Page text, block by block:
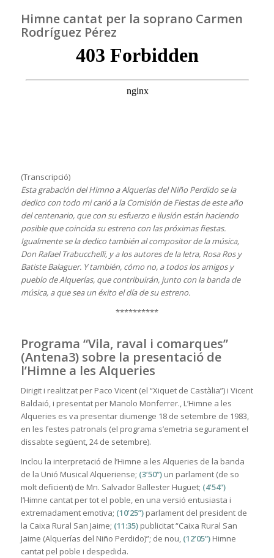
Himne cantat per la soprano Carmen
Rodríguez Pérez
(Transcripció)
Esta grabación del Himno a Alquerías del Niño Perdido se la
dedico con todo mi carió a la Comisión de Fiestas de este año
del centenario, que con su esfuerzo e ilusión están haciendo
posible que coincida su estreno con las próximas fiestas.
Igualmente se la dedico también al compositor de la música,
Don Rafael Trabucchelli, y a los autores de la letra, Rosa Ros y
Batiste Balaguer. Y también, cómo no, a todos los amigos y
pueblo de Alquerías, que contribuirán, junto con la banda de
música, a que sea un éxito el día de su estreno.
**********
Programa “Vila, raval i comarques”
(Antena3) sobre la presentació de
l’Himne a les Alqueries
Dirigit i realitzat per Paco Vicent (el “Xiquet de Castàlia”) i Vicent
Baldaió, i presentat per Manolo Monferrer., L’Himne a les
Alqueries es va presentar diumenge 18 de setembre de 1983,
en les festes patronals (el programa s’emetria segurament el
dissabte següent, 24 de setembre).
Inclou la interpretació de l’Himne a les Alqueries de la banda
de la Unió Musical Alqueriense; (3’50”)un parlament (de so
molt deficient) de Mn. Salvador Ballester Huguet; (4’54”)
l’Himne cantat per tot el poble, en una versió entusiasta i
extremadament emotiva; (10’25”)parlament del president de
la Caixa Rural San Jaime; (11:35)publicitat “Caixa Rural San
Jaime (Alquerías del Niño Perdido)”; de nou, (12’05”)Himne
cantat pel poble i despedida.